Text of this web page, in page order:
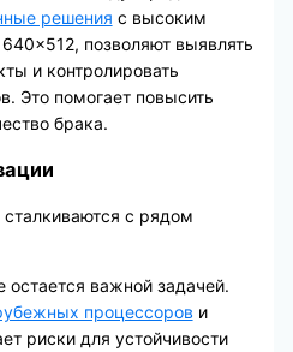
решения с высоким
позволяют выявлять
и контролировать
Это помогает повысить
брака.
с рядом
важной задачей.
процессоров и
риски для устойчивости